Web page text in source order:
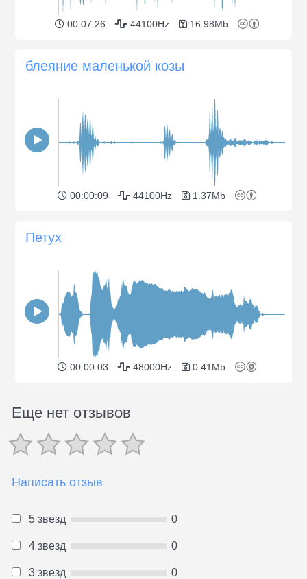
00:07:26 44100Hz 16.98Mb
блеяние маленькой козы
00:00:09 44100Hz 1.37Mb
Петух
00:00:03 48000Hz 0.41Mb
Еще нет отзывов
Написать отзыв
5 звезд 0
4 звезд 0
3 звезд 0